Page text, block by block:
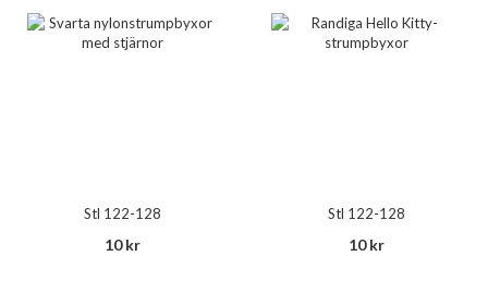
Stl 122-128
10 kr
Stl 122-128
10 kr